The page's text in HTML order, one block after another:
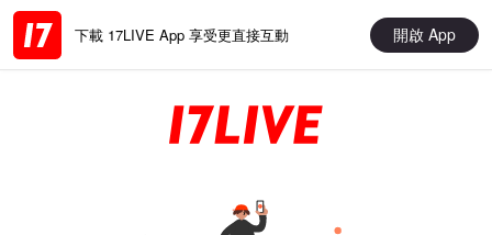
下載 17LIVE App 享受更直接互動 開啟 App